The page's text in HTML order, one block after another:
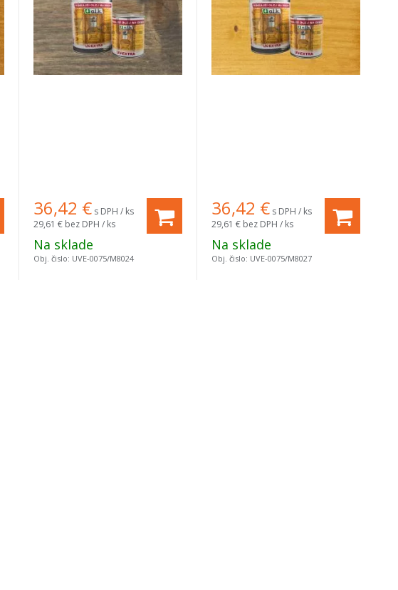
36,42 € s DPH / ks
29,61 € bez DPH / ks
Na sklade
Obj. čislo: UVE-0075/M8024
36,42 € s DPH / ks
29,61 € bez DPH / ks
Na sklade
Obj. čislo: UVE-0075/M8027